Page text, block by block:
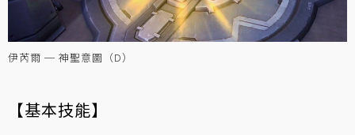
伊芮爾 ─ 神聖意圖（D）
【基本技能】